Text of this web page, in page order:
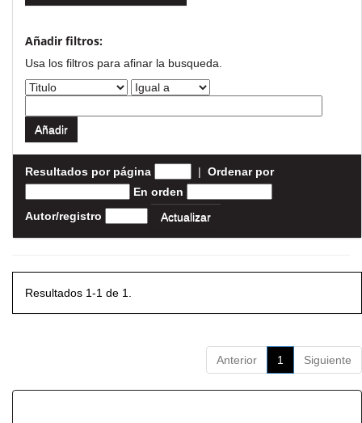
Añadir filtros:
Usa los filtros para afinar la busqueda.
Resultados por página | Ordenar por
En orden
Autor/registro
Resultados 1-1 de 1.
Anterior 1 Siguiente